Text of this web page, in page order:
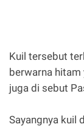
Kuil tersebut
berwarna hitam
juga di sebut
Sayangnya kuil